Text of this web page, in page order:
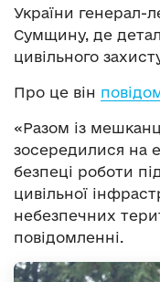
України генерал-
Сумщину, де
цивільного
Про це він
«Разом із
зосередилися на
безпеці роботи
цивільної
небезпечних
повідомленні.